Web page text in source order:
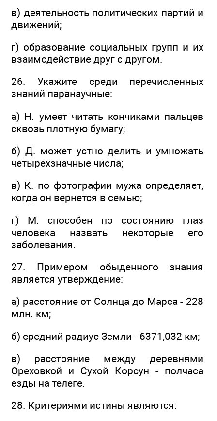
в) деятельность политических партий и
движений;
г) образование социальных групп и их
взаимодействие друг с другом.
26. Укажите среди перечисленных
знаний паранаучные:
а) Н. умеет читать кончиками пальцев
сквозь плотную бумагу;
б) Д. может устно делить и умножать
четырехзначные числа;
в) К. по фотографии мужа определяет,
когда он вернется в семью;
г) М. способен по состоянию глаз
человека назвать некоторые его
заболевания.
27. Примером обыденного знания
является утверждение:
а) расстояние от Солнца до Марса - 228
млн. км;
б) средний радиус Земли - 6371,032 км;
в) расстояние между деревнями
Ореховкой и Сухой Корсун - полчаса
езды на телеге.
28. Критериями истины являются: